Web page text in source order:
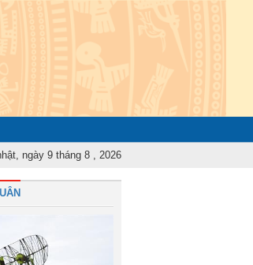
vụ công tác kiểm tra, giám sát năm 2025
ngày 9 tháng 8 , 2026